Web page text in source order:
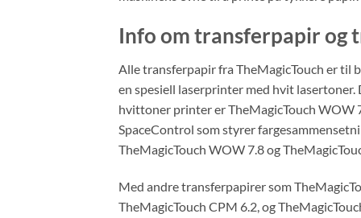
Info om transferpapir og
Alle transferpapir fra TheMagicTouch er til
en spesiell laserprinter med hvit
hvittoner printer er TheMagicTouch WOW
SpaceControl som styrer
TheMagicTouch WOW 7.8 og
Med andre transferpapirer som
TheMagicTouch CPM 6.2, og